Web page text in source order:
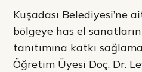
Kuşadası Belediyesi’ne
bölgeye has el
tanıtımına katkı
Öğretim Üyesi Doç. Dr.